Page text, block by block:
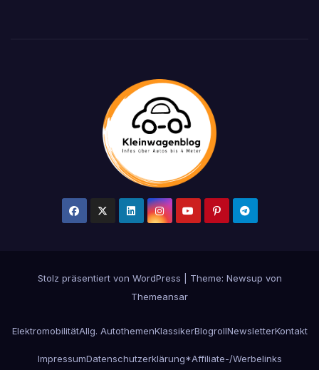
Stolz präsentiert von WordPress
Theme: Newsup von
Themeansar
ElektromobilitätAllg. AutothemenKlassikerBlogrollNewsletterKontakt
ImpressumDatenschutzerklärung*Affiliate-/Werbelinks